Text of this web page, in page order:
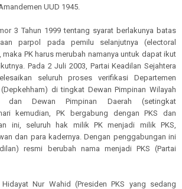
UUD 1945.
3 Tahun 1999 tentang syarat berlakunya batas
parpol pada pemilu selanjutnya (electoral
PK harus merubah namanya untuk dapat ikut
Pada 2 Juli 2003, Partai Keadilan Sejahtera
seluruh proses verifikasi Departemen
di tingkat Dewan Pimpinan Wilayah
dan Dewan Pimpinan Daerah (setingkat
kemudian, PK bergabung dengan PKS dan
ini, seluruh hak milik PK menjadi milik PKS,
dan para kadernya. Dengan penggabungan ini
resmi berubah nama menjadi PKS (Partai
Nur Wahid (Presiden PKS yang sedang